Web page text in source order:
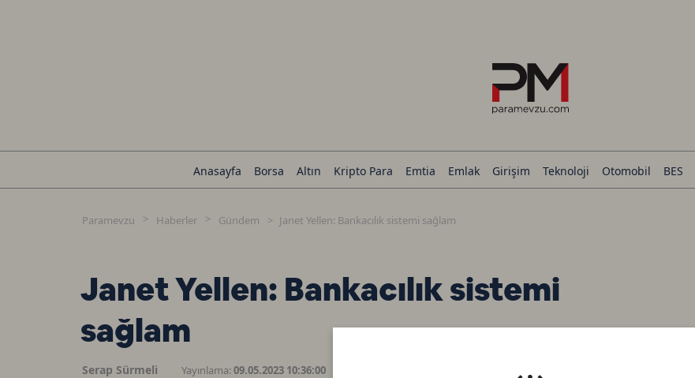
Anasayfa Borsa Altın Kripto Para Emtia Emlak Girişim Teknoloji Otomobil BES
Paramevzu Haberler Gündem Janet Yellen: Bankacılık sistemi sağlam
Janet Yellen: Bankacılık sistemi
sağlam
Serap Sürmeli Yayınlama:09.05.2023 10:36:00